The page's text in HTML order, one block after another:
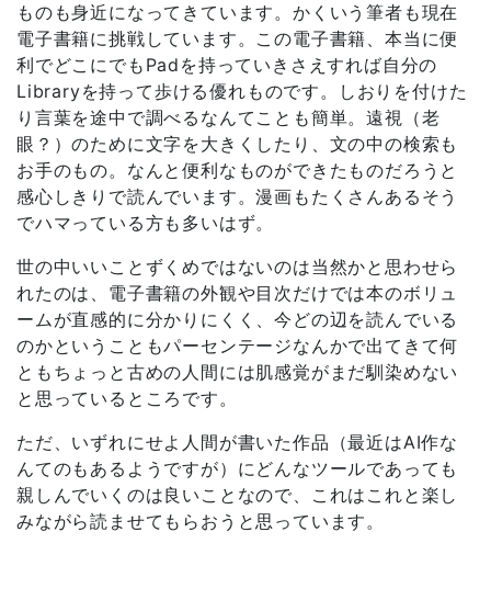
ものも身近になってきています。かくいう筆者も現在
電子書籍に挑戦しています。この電子書籍、本当に便
利でどこにでもPadを持っていきさえすれば自分の
Libraryを持って歩ける優れものです。しおりを付けた
り言葉を途中で調べるなんてことも簡単。遠視（老
眼？）のために文字を大きくしたり、文の中の検索も
お手のもの。なんと便利なものができたものだろうと
感心しきりで読んでいます。漫画もたくさんあるそう
でハマっている方も多いはず。
世の中いいことずくめではないのは当然かと思わせら
れたのは、電子書籍の外観や目次だけでは本のボリュ
ームが直感的に分かりにくく、今どの辺を読んでいる
のかということもパーセンテージなんかで出てきて何
ともちょっと古めの人間には肌感覚がまだ馴染めない
と思っているところです。
ただ、いずれにせよ人間が書いた作品（最近はAI作な
んてのもあるようですが）にどんなツールであっても
親しんでいくのは良いことなので、これはこれと楽し
みながら読ませてもらおうと思っています。